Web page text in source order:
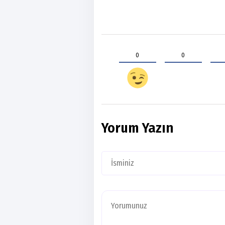
0 0
Yorum Yazın